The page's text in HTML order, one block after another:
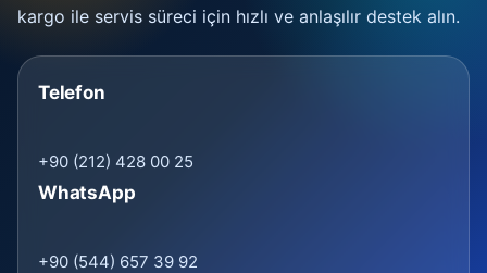
kargo ile servis süreci için hızlı ve anlaşılır destek alın.
Telefon
+90 (212) 428 00 25
WhatsApp
+90 (544) 657 39 92